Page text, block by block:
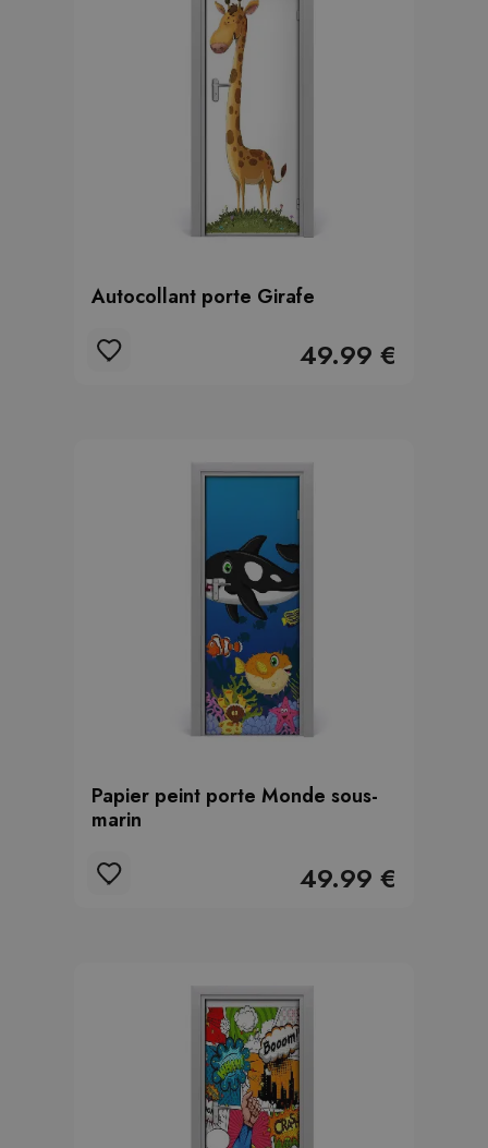
Autocollant porte Girafe
49.99 €
Papier peint porte Monde sous-
marin
49.99 €